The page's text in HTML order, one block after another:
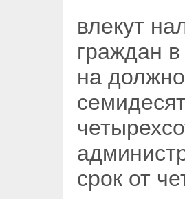
влекут
граждан
на
срок от